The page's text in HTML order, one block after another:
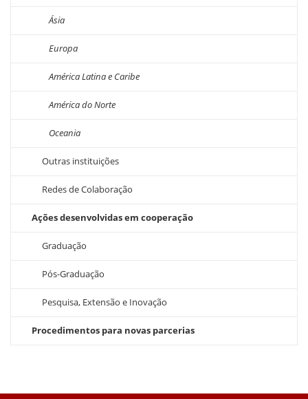
Ásia
Europa
América Latina e Caribe
América do Norte
Oceania
Outras instituições
Redes de Colaboração
Ações desenvolvidas em cooperação
Graduação
Pós-Graduação
Pesquisa, Extensão e Inovação
Procedimentos para novas parcerias